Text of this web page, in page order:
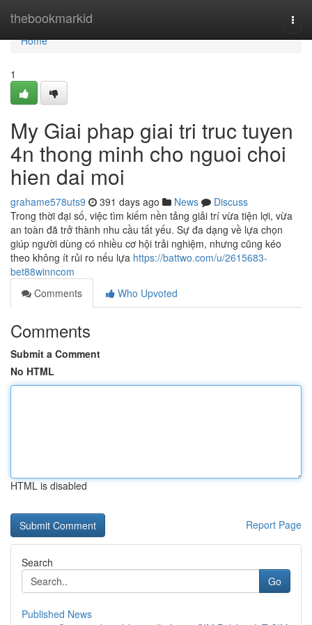
thebookmarkid
Home
Home
1
My Giai phap giai tri truc tuyen
4n thong minh cho nguoi choi
hien dai moi
grahame578uts9 391 days ago News
Discuss
Trong thời đại số, việc tìm kiếm nền tảng giải trí vừa tiện lợi, vừa
an toàn đã trở thành nhu cầu tất yếu. Sự đa dạng về lựa chọn
giúp người dùng có nhiều cơ hội trải nghiệm, nhưng cũng kéo
theo không ít rủi ro nếu lựa https://battwo.com/u/2615683-
bet88winncom
Comments
Who Upvoted
Comments
Submit a Comment
No HTML
HTML is disabled
Report Page
Search
Go
Published News